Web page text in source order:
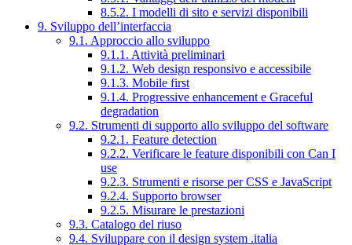
8.5.2. I modelli di sito e servizi disponibili
9. Sviluppo dell’interfaccia
9.1. Approccio allo sviluppo
9.1.1. Attività preliminari
9.1.2. Web design responsivo e accessibile
9.1.3. Mobile first
9.1.4. Progressive enhancement e Graceful
degradation
9.2. Strumenti di supporto allo sviluppo del software
9.2.1. Feature detection
9.2.2. Verificare le feature disponibili con Can I
use
9.2.3. Strumenti e risorse per CSS e JavaScript
9.2.4. Supporto browser
9.2.5. Misurare le prestazioni
9.3. Catalogo del riuso
9.4. Sviluppare con il design system .italia